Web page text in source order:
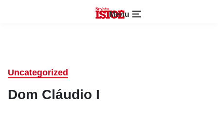
Menu
Uncategorized
Dom Cláudio I